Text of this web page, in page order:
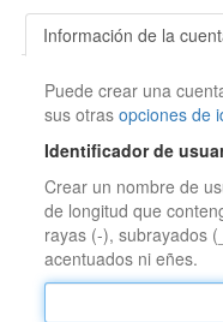
Información de la
Puede crear una
sus otrasopciones de
Identificador de
Crear un nombre de
de longitud que
rayas (-), subrayados
acentuados ni eñes.